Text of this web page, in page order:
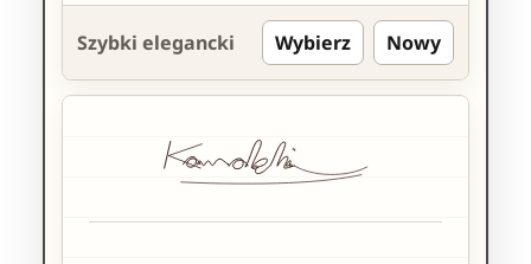
Szybki elegancki Wybierz Nowy